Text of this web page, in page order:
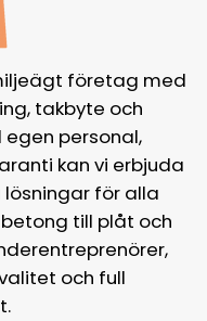
företag med
takbyte och
personal,
kan vi erbjuda
för alla
till plåt och
och full